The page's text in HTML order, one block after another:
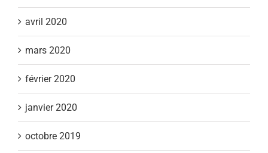
avril 2020
mars 2020
février 2020
janvier 2020
octobre 2019